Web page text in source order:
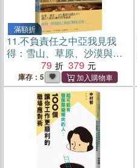
滿額折
11.不負責任之中亞我見我
得：雪山、草原、沙漠與絲
路藍頂，中亞五國漫遊記
79 379
庫存：5